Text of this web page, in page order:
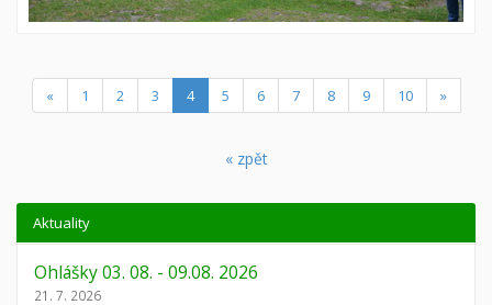
« 1 2 3 4(current)
5 6 7 8 9 10 »
« zpět
Aktuality
Ohlášky 03. 08. - 09.08. 2026
21. 7. 2026